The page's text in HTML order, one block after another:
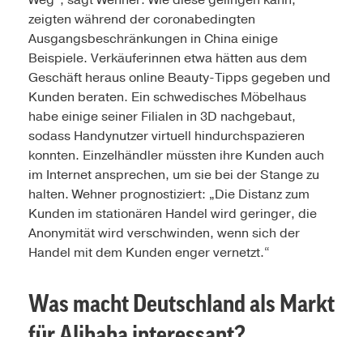
zeigten während der coronabedingten
Ausgangsbeschränkungen in China einige
Beispiele. Verkäuferinnen etwa hätten aus dem
Geschäft heraus online Beauty-Tipps gegeben und
Kunden beraten. Ein schwedisches Möbelhaus
habe einige seiner Filialen in 3D nachgebaut,
sodass Handynutzer virtuell hindurchspazieren
konnten. Einzelhändler müssten ihre Kunden auch
im Internet ansprechen, um sie bei der Stange zu
halten. Wehner prognostiziert: „Die Distanz zum
Kunden im stationären Handel wird geringer, die
Anonymität wird verschwinden, wenn sich der
Handel mit dem Kunden enger vernetzt.“
Was macht Deutschland als Markt